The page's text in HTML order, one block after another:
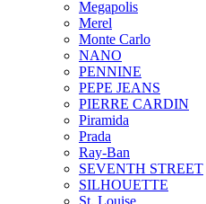
Megapolis
Merel
Monte Carlo
NANO
PENNINE
PEPE JEANS
PIERRE CARDIN
Piramida
Prada
Ray-Ban
SEVENTH STREET
SILHOUETTE
St. Louise